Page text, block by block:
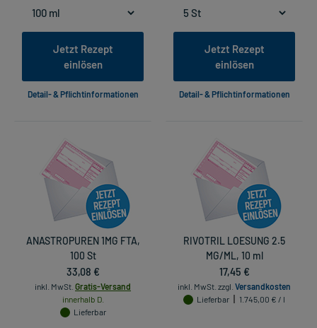
Jetzt Rezept
einlösen
Detail- & Pflichtinformationen
Jetzt Rezept
einlösen
Detail- & Pflichtinformationen
ANASTROPUREN 1MG FTA,
100 St
33,08 €
inkl. MwSt. Gratis-Versand
innerhalb D.
Lieferbar
RIVOTRIL LOESUNG 2.5
MG/ML, 10 ml
17,45 €
inkl. MwSt. zzgl. Versandkosten
Lieferbar
1.745,00 € / l